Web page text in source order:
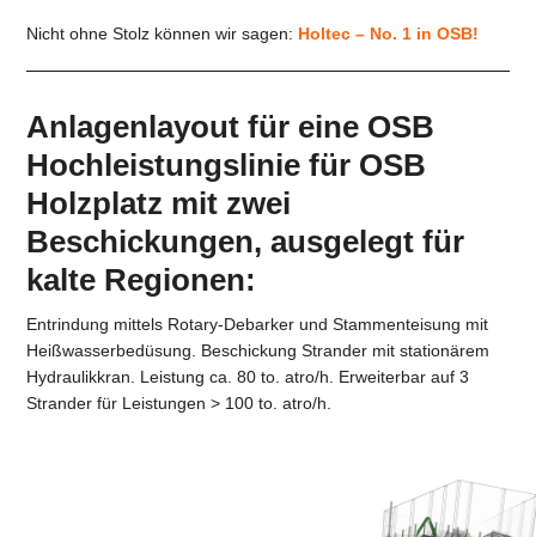
Nicht ohne Stolz können wir sagen: Holtec – No. 1 in OSB!
Anlagenlayout für eine OSB
Hochleistungslinie für OSB
Holzplatz mit zwei
Beschickungen, ausgelegt für
kalte Regionen:
Entrindung mittels Rotary-Debarker und Stammenteisung mit
Heißwasserbedüsung. Beschickung Strander mit stationärem
Hydraulikkran. Leistung ca. 80 to. atro/h. Erweiterbar auf 3
Strander für Leistungen > 100 to. atro/h.